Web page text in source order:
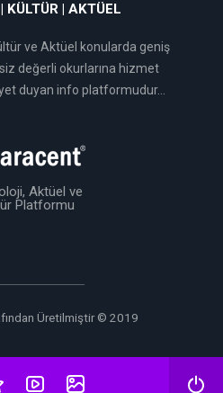
KÜLTÜR | AKTÜEL
ve Aktüel konularda geniş
değerli okurlarına hizmet
duyan info platformudur...
Aktüel ve
Platformu
Üretilmiştir © 2019